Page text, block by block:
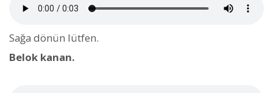
Sağa dönün lütfen.
Belok kanan.